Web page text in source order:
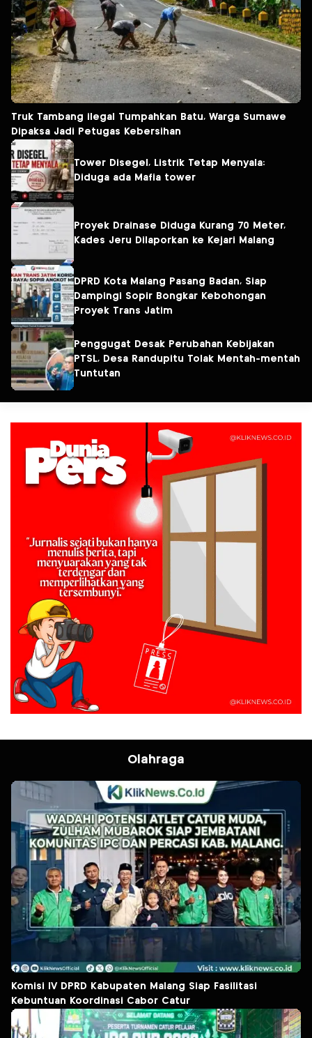
Truk Tambang ilegal Tumpahkan Batu, Warga Sumawe
Dipaksa Jadi Petugas Kebersihan
Tower Disegel, Listrik Tetap Menyala:
Diduga ada Mafia tower
Proyek Drainase Diduga Kurang 70 Meter,
Kades Jeru Dilaporkan ke Kejari Malang
DPRD Kota Malang Pasang Badan, Siap
Dampingi Sopir Bongkar Kebohongan
Proyek Trans Jatim
Penggugat Desak Perubahan Kebijakan
PTSL, Desa Randupitu Tolak Mentah-mentah
Tuntutan
Olahraga
Komisi IV DPRD Kabupaten Malang Siap Fasilitasi
Kebuntuan Koordinasi Cabor Catur